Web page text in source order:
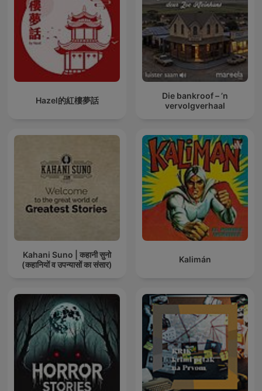
Hazel的紅樓夢話
Die bankroof – ’n
vervolgverhaal
Kahani Suno | कहानी सुनो
(कहानियों व उपन्यासों का संसार)
Kalimán